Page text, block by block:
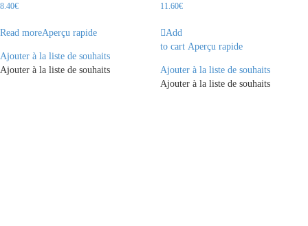
8.40€
Read moreAperçu rapide
Ajouter à la liste de souhaits
Ajouter à la liste de souhaits
11.60€
Add
to cart Aperçu rapide
Ajouter à la liste de souhaits
Ajouter à la liste de souhaits